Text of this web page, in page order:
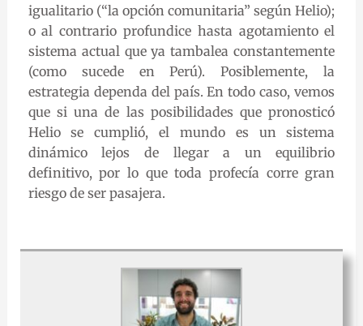
igualitario (“la opción comunitaria” según Helio);
o al contrario profundice hasta agotamiento el
sistema actual que ya tambalea constantemente
(como sucede en Perú). Posiblemente, la
estrategia dependa del país. En todo caso, vemos
que si una de las posibilidades que pronosticó
Helio se cumplió, el mundo es un sistema
dinámico lejos de llegar a un equilibrio
definitivo, por lo que toda profecía corre gran
riesgo de ser pasajera.